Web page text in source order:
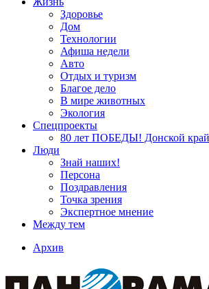
Здоровье
Дом
Технологии
Афиша недели
Авто
Отдых и туризм
Благое дело
В мире животных
Экология
Спецпроекты
80 лет ПОБЕДЫ! Донской край
Люди
Знай наших!
Персона
Поздравления
Точка зрения
Экспертное мнение
Между тем
Архив